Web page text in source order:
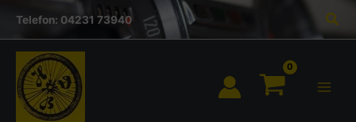
springen
Inhalt
Telefon: 04231 73940